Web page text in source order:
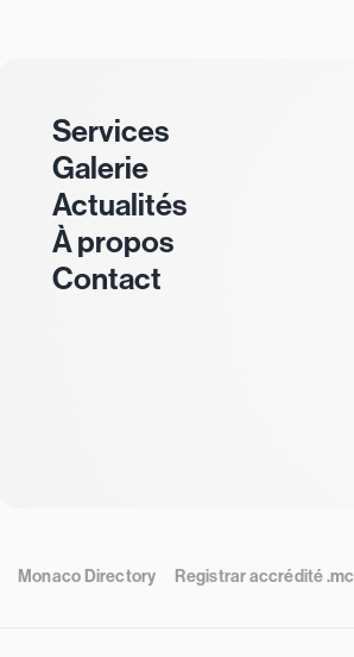
Services
Galerie
Actualités
À propos
Contact
Monaco Directory Registrar accrédité .mc